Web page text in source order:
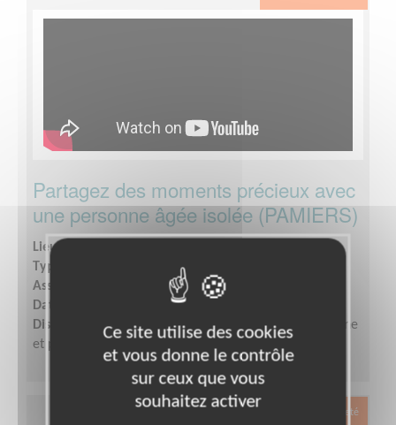
Partagez des moments précieux avec
une personne âgée isolée (PAMIERS)
Lieu :
Type :
Association :
Petits Frères des Pauvres d'Occitanie
Date :
Disponibilité demandée :Quelques heures par semaine
et participation aux réunions d'équipe.
Exclusion & Pauvreté
Ce site utilise des cookies
et vous donne le contrôle
sur ceux que vous
souhaitez activer